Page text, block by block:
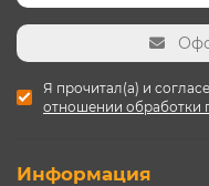
Я прочитал(а) и
отношении обработки
Информация